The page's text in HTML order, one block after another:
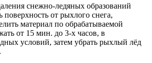
снежно-ледяных образований
поверхность от рыхлого снега,
материал по обрабатываемой
от 15 мин. до 3-х часов, в
условий, затем убрать рыхлый лёд